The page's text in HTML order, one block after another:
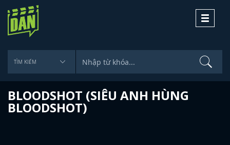
Toggle
BLOODSHOT (SIÊU ANH HÙNG
BLOODSHOT)